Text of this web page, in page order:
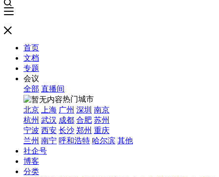
首页
文档
专题
会议
全部 直播间
热门城市
北京
上海 广州 深圳 南京
杭州 武汉 成都 合肥 苏州
宁波 西安 长沙 郑州 重庆
兰州 南宁 呼和浩特 哈尔滨 其他
社企号
博客
分类